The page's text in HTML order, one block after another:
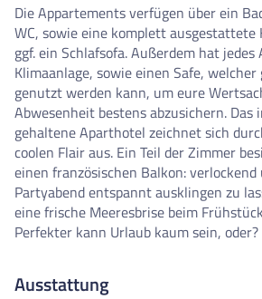
Die Appartements verfügen über ein
WC, sowie eine komplett
ggf. ein Schlafsofa. Außerdem hat
Klimaanlage, sowie einen Safe, welcher
genutzt werden kann, um eure
Abwesenheit bestens abzusichern. Das
gehaltene Aparthotel zeichnet sich
coolen Flair aus. Ein Teil der Zimmer
einen französischen Balkon:
Partyabend entspannt ausklingen zu
eine frische Meeresbrise beim
Perfekter kann Urlaub kaum sein, oder?
Ausstattung